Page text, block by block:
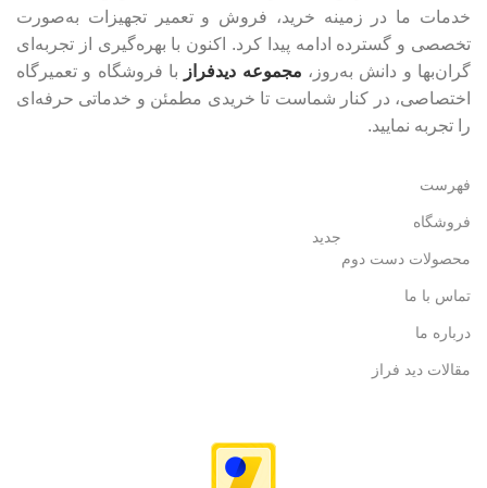
خدمات ما در زمینه خرید، فروش و تعمیر تجهیزات به‌صورت
تخصصی و گسترده ادامه پیدا کرد. اکنون با بهره‌گیری از تجربه‌ای
گران‌بها و دانش به‌روز، مجموعه دیدفراز
با فروشگاه و تعمیرگاه
اختصاصی، در کنار شماست تا خریدی مطمئن و خدماتی حرفه‌ای
را تجربه نمایید.
فهرست
فروشگاه
محصولات دست دوم
جدید
تماس با ما
درباره ما
مقالات دید فراز